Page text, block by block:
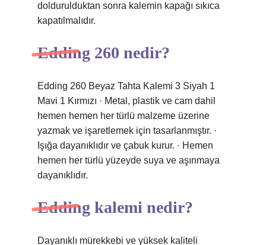
doldurulduktan sonra kalemin kapağı sıkıca
kapatılmalıdır.
Edding 260 nedir?
Edding 260 Beyaz Tahta Kalemi 3 Siyah 1
Mavi 1 Kırmızı · Metal, plastik ve cam dahil
hemen hemen her türlü malzeme üzerine
yazmak ve işaretlemek için tasarlanmıştır. ·
Işığa dayanıklıdır ve çabuk kurur. · Hemen
hemen her türlü yüzeyde suya ve aşınmaya
dayanıklıdır.
Edding kalemi nedir?
Dayanıklı mürekkebi ve yüksek kaliteli